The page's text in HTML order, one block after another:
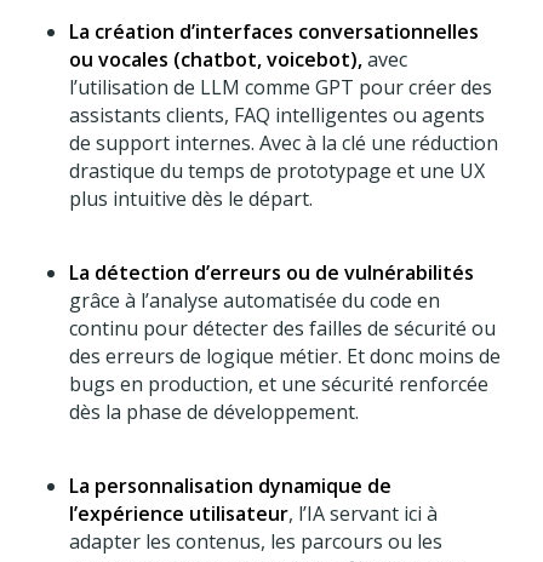
La création d’interfaces conversationnelles
ou vocales (chatbot, voicebot),avec
l’utilisation de LLM comme GPT pour créer des
assistants clients, FAQ intelligentes ou agents
de support internes. Avec à la clé une réduction
drastique du temps de prototypage et une UX
plus intuitive dès le départ.
La détection d’erreurs ou de vulnérabilités
grâce à l’analyse automatisée du code en
continu pour détecter des failles de sécurité ou
des erreurs de logique métier. Et donc moins de
bugs en production, et une sécurité renforcée
dès la phase de développement.
La personnalisation dynamique de
l’expérience utilisateur, l’IA servant ici à
adapter les contenus, les parcours ou les